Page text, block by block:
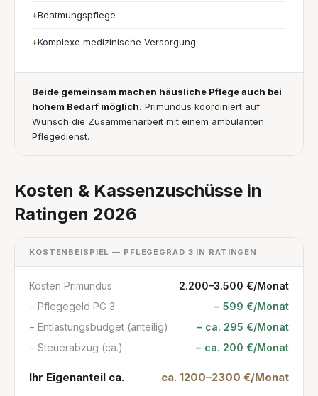
+Beatmungspflege
+Komplexe medizinische Versorgung
Beide gemeinsam machen häusliche Pflege auch bei
hohem Bedarf möglich. Primundus koordiniert auf
Wunsch die Zusammenarbeit mit einem ambulanten
Pflegedienst.
Kosten & Kassenzuschüsse in
Ratingen 2026
KOSTENBEISPIEL — PFLEGEGRAD 3 IN RATINGEN
Kosten Primundus
2.200–3.500 €/Monat
− Pflegegeld PG 3
− 599 €/Monat
− Entlastungsbudget (anteilig)
− ca. 295 €/Monat
− Steuerabzug (ca.)
− ca. 200 €/Monat
Ihr Eigenanteil ca. ca. 1200–2300 €/Monat